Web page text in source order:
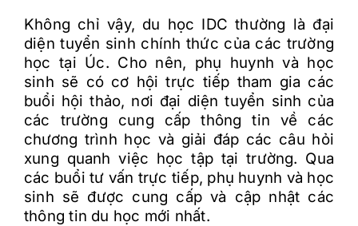
Không chỉ vậy, du học IDC thường là đại
diện tuyển sinh chính thức của các trường
học tại Úc. Cho nên, phụ huynh và học
sinh sẽ có cơ hội trực tiếp tham gia các
buổi hội thảo, nơi đại diện tuyển sinh của
các trường cung cấp thông tin về các
chương trình học và giải đáp các câu hỏi
xung quanh việc học tập tại trường. Qua
các buổi tư vấn trực tiếp, phụ huynh và học
sinh sẽ được cung cấp và cập nhật các
thông tin du học mới nhất.